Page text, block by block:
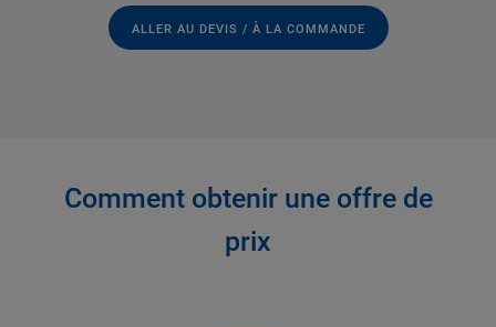
ALLER AU DEVIS / À LA COMMANDE
Comment obtenir une offre de
prix